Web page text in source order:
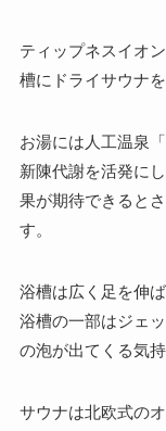
ティップネスイオ
槽にドライサウナ
お湯には人工温泉
新陳代謝を活発に
果が期待できると
す。
浴槽は広く足を伸
浴槽の一部はジェ
の泡が出てくる気
サウナは北欧式の